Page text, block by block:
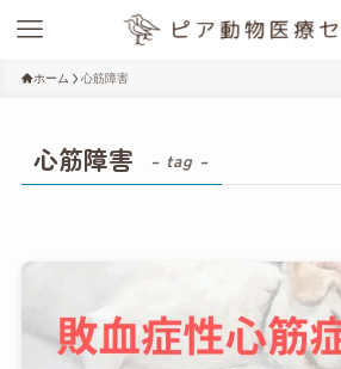
ホーム 心筋障害
心筋障害 – tag –